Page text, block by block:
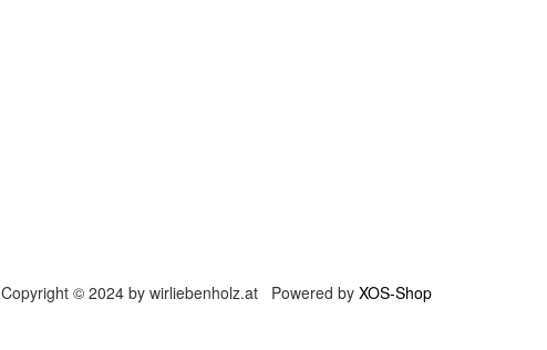
Copyright © 2024 by wirliebenholz.at Powered by XOS-Shop